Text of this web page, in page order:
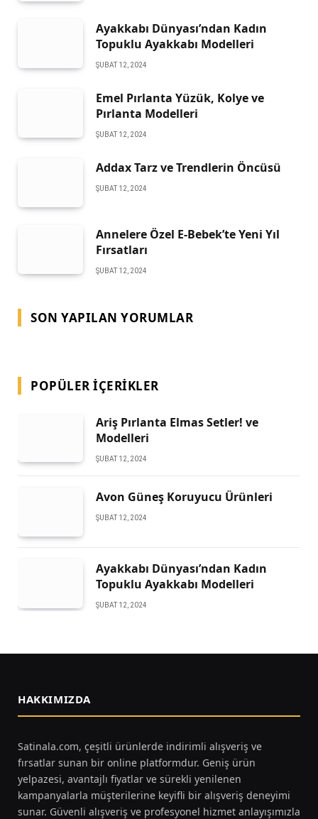
Ayakkabı Dünyası’ndan Kadın
Topuklu Ayakkabı Modelleri
ŞUBAT 12, 2024
Emel Pırlanta Yüzük, Kolye ve
Pırlanta Modelleri
ŞUBAT 12, 2024
Addax Tarz ve Trendlerin Öncüsü
ŞUBAT 12, 2024
Annelere Özel E-Bebek’te Yeni Yıl
Fırsatları
ŞUBAT 12, 2024
SON YAPILAN YORUMLAR
POPÜLER İÇERIKLER
Ariş Pırlanta Elmas Setler! ve
Modelleri
ŞUBAT 12, 2024
Avon Güneş Koruyucu Ürünleri
ŞUBAT 12, 2024
Ayakkabı Dünyası’ndan Kadın
Topuklu Ayakkabı Modelleri
ŞUBAT 12, 2024
HAKKIMIZDA
Satinala.com, çeşitli ürünlerde indirimli alışveriş ve
fırsatlar sunan bir online platformdur. Geniş ürün
yelpazesi, avantajlı fiyatlar ve sürekli yenilenen
kampanyalarla müşterilerine keyifli bir alışveriş deneyimi
sunar. Güvenli alışveriş ve profesyonel hizmet anlayışımızla